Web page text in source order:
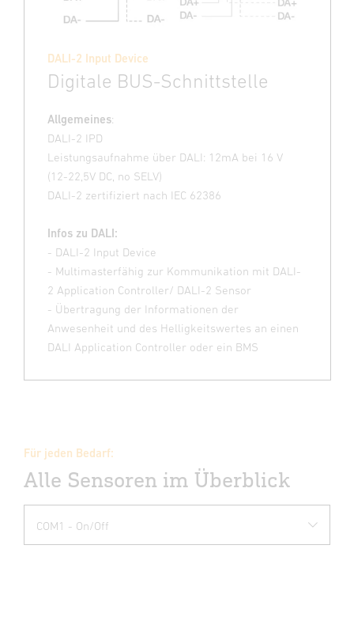
DALI-2 Input Device
Digitale BUS-Schnittstelle
Allgemeines:
DALI-2 IPD
Leistungsaufnahme über DALI: 12mA bei 16 V
(12-22,5V DC, no SELV)
DALI-2 zertifiziert nach IEC 62386
Infos zu DALI:
- DALI-2 Input Device
- Multimasterfähig zur Kommunikation mit DALI-
2 Application Controller/ DALI-2 Sensor
- Übertragung der Informationen der
Anwesenheit und des Helligkeitswertes an einen
DALI Application Controller oder ein BMS
Für jeden Bedarf:
Alle Sensoren im Überblick